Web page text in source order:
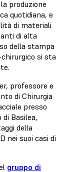
produzione
quotidiana, e
di materiali
di alta
della stampa
si sta
professore e
di Chirurgia
presso
di Basilea,
della
nei suoi casi di
gruppo di